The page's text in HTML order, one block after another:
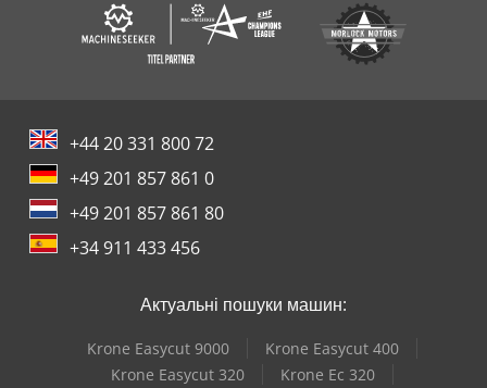
+44 20 331 800 72
+49 201 857 861 0
+49 201 857 861 80
+34 911 433 456
Актуальні пошуки машин:
Krone Easycut 9000
Krone Easycut 400
Krone Easycut 320
Krone Ec 320